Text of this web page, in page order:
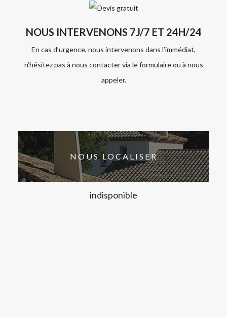
NOUS INTERVENONS 7J/7 ET 24H/24
En cas d’urgence, nous intervenons dans l’immédiat,
n’hésitez pas à nous contacter via le formulaire ou à nous
appeler.
NOUS LOCALISER
indisponible